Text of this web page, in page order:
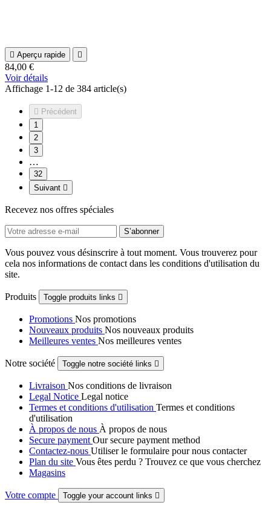
 Aperçu rapide 
84,00 €
Voir détails
Affichage 1-12 de 384 article(s)
 Précédent
1
2
3
…
32
Suivant 
Recevez nos offres spéciales
Vous pouvez vous désinscrire à tout moment. Vous trouverez pour
cela nos informations de contact dans les conditions d'utilisation du
site.
Produits Toggle produits links 
Promotions Nos promotions
Nouveaux produits Nos nouveaux produits
Meilleures ventes Nos meilleures ventes
Notre société Toggle notre société links 
Livraison Nos conditions de livraison
Legal Notice Legal notice
Termes et conditions d'utilisation Termes et conditions
d'utilisation
À propos de nous À propos de nous
Secure payment Our secure payment method
Contactez-nous Utiliser le formulaire pour nous contacter
Plan du site Vous êtes perdu ? Trouvez ce que vous cherchez
Magasins
Votre compte Toggle your account links 